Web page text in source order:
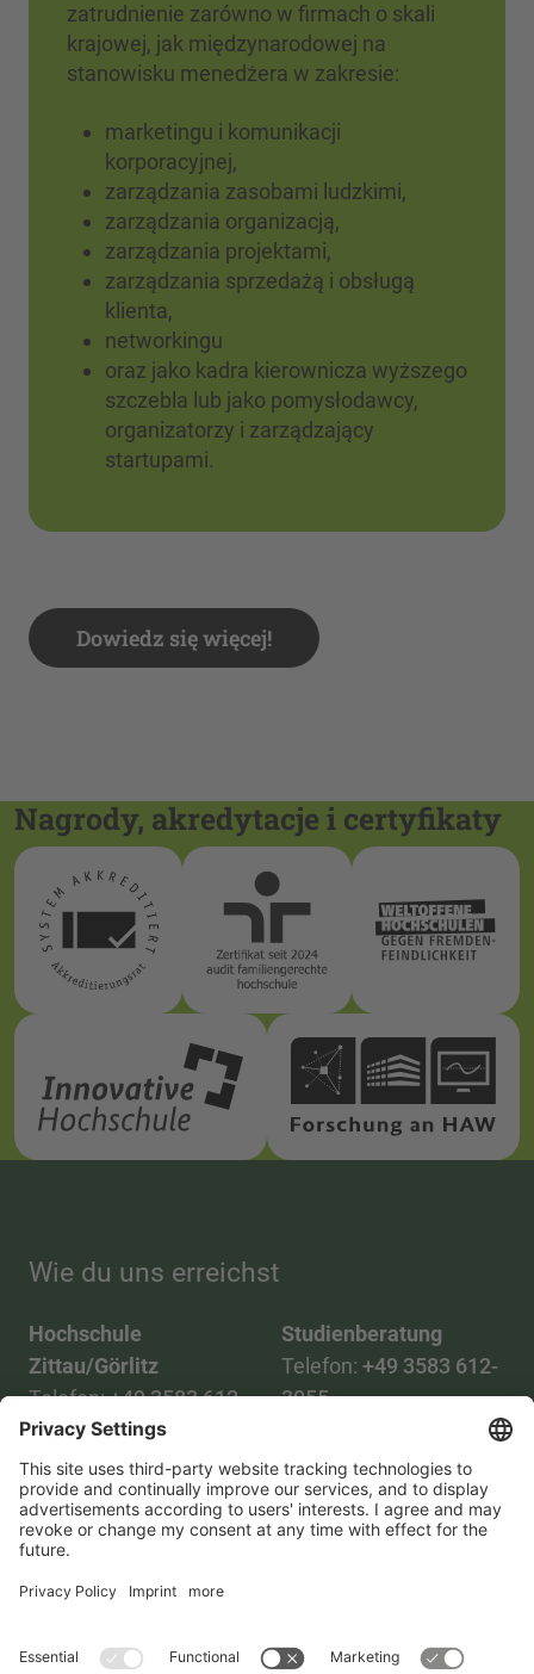
zatrudnienie zarówno w firmach o skali
krajowej, jak międzynarodowej na
stanowisku menedżera w zakresie:
marketingu i komunikacji
korporacyjnej,
zarządzania zasobami ludzkimi,
zarządzania organizacją,
zarządzania projektami,
zarządzania sprzedażą i obsługą
klienta,
networkingu
oraz jako kadra kierownicza wyższego
szczebla lub jako pomysłodawcy,
organizatorzy i zarządzający
startupami.
Dowiedz się więcej!
Nagrody, akredytacje i certyfikaty
Wie du uns erreichst
Hochschule
Zittau/Görlitz
Telefon:+49 3583 612-
0
Mail:info(at)hszg.de
Studienberatung
Telefon: +49 3583 612-
3055
2086748
Mail:
stud.info(at)hszg.de
Barrierefreiheitserklärung